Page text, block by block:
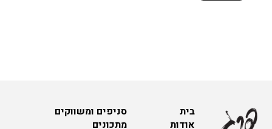
סניפים ומשווקים
מתכונים
בית
אודות